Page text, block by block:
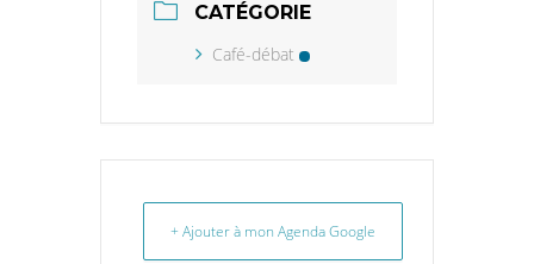
CATÉGORIE
Café-débat
+ Ajouter à mon Agenda Google